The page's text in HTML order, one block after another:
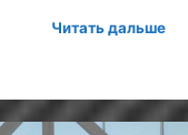
Читать дальше